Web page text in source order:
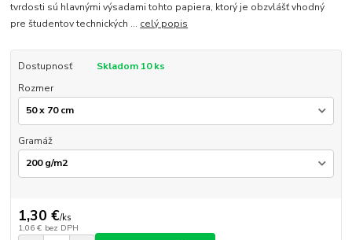
tvrdosti sú hlavnými výsadami tohto papiera, ktorý je obzvlášť vhodný
pre študentov technických ... celý popis
Dostupnosť
Skladom 10 ks
Rozmer
Gramáž
1,30 €/ks
1,06 € bez DPH